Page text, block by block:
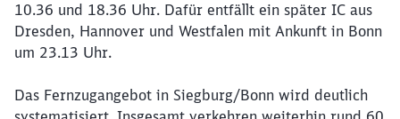
10.36 und 18.36 Uhr. Dafür entfällt ein später IC aus
Dresden, Hannover und Westfalen mit Ankunft in Bonn
um 23.13 Uhr.
Das Fernzugangebot in Siegburg/Bonn wird deutlich